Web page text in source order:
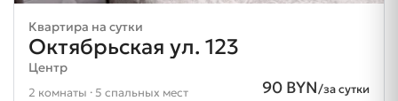
Квартира на сутки
Октябрьская ул. 123
Центр
90 BYN/за сутки
2 комнаты · 5 спальных мест